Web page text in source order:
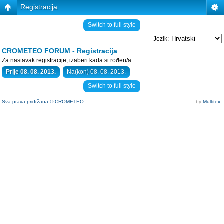
Registracija
Switch to full style
Jezik:
CROMETEO FORUM - Registracija
Za nastavak registracije, izaberi kada si rođen/a.
Prije 08. 08. 2013.
Na(kon) 08. 08. 2013.
Switch to full style
Sva prava pridržana © CROMETEO by Multitex